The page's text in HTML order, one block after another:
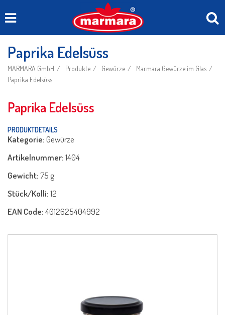
Paprika Edelsüss
MARMARA GmbH Produkte Gewürze
Marmara Gewürze im Glas
Paprika Edelsüss
Paprika Edelsüss
PRODUKTDETAILS
Kategorie:Gewürze
Artikelnummer:1404
Gewicht:75 g
Stück/Kolli:12
EAN Code:4012625404992